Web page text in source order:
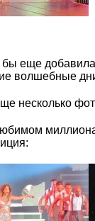
еще
волшебные
несколько